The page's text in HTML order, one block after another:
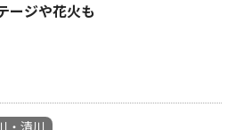
ージや花火も